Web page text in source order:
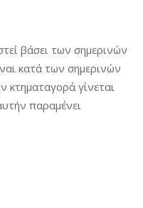
βάσει των σημερινών
κατά των σημερινών
κτηματαγορά γίνεται
παραμένει